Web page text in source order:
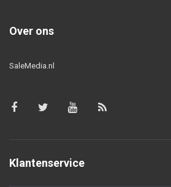
Over ons
SaleMedia.nl
Klantenservice